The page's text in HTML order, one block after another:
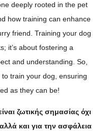
deeply rooted in the pet
how training can enhance
friend. Training your dog
it’s about fostering a
and understanding. So,
to train your dog, ensuring
as they can be!
ζωτικής σημασίας όχι
και για την ασφάλεια